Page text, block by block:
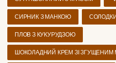
СИРНИК З МАНКОЮ
ПЛОВ З КУКУРУДЗОЮ
ШОКОЛАДНИЙ КРЕМ ЗІ ЗГУЩЕНИМ